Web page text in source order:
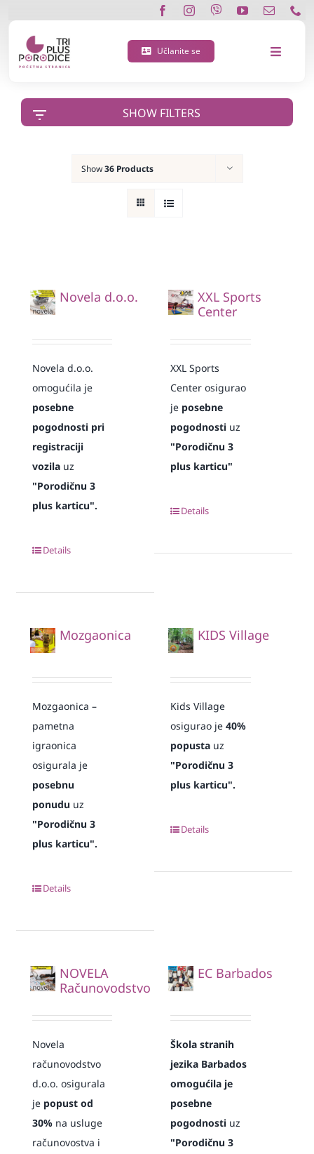
content
Učlanite se
Toggle
O nama
Kontakt
SHOW FILTERS
Show36 Products
Novela d.o.o.
Novela d.o.o.
omogućila je
posebne
pogodnosti pri
registraciji
vozila uz
"Porodičnu 3
plus karticu".
Details
XXL Sports
Center
XXL Sports
Center osigurao
je posebne
pogodnosti uz
"Porodičnu 3
plus karticu"
Details
Mozgaonica
Mozgaonica –
pametna
igraonica
osigurala je
posebnu
ponudu uz
"Porodičnu 3
plus karticu".
Details
KIDS Village
Kids Village
osigurao je 40%
popusta uz
"Porodičnu 3
plus karticu".
Details
NOVELA
Računovodstvo
Novela
računovodstvo
d.o.o. osigurala
je popust od
30%na usluge
računovostva i
EC Barbados
Škola stranih
jezika Barbados
omogućila je
posebne
pogodnosti uz
"Porodičnu 3